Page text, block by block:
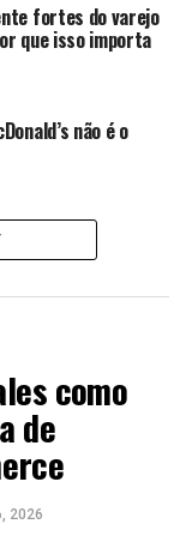
o
a oferta de
varejo
mais
a investir
venda.
no preço e
fortes do varejo
que isso importa
não é o
como
de
2026